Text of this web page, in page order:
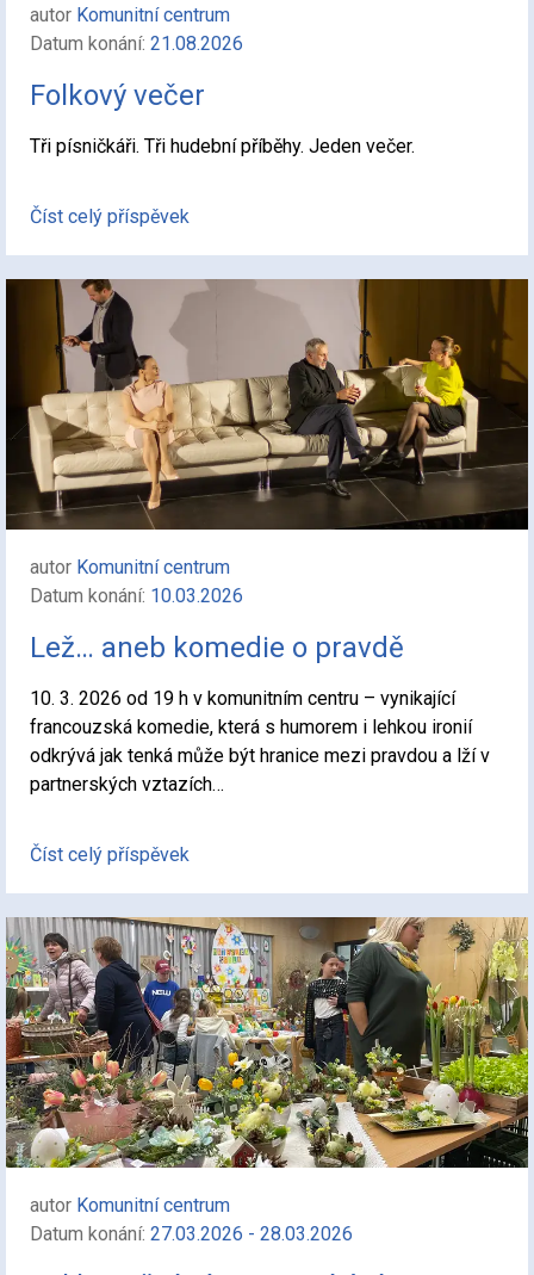
autor Komunitní centrum
Datum konání: 21.08.2026
Folkový večer
Tři písničkáři. Tři hudební příběhy. Jeden večer.
Číst celý příspěvek
autor Komunitní centrum
Datum konání: 10.03.2026
Lež… aneb komedie o pravdě
10. 3. 2026 od 19 h v komunitním centru – vynikající
francouzská komedie, která s humorem i lehkou ironií
odkrývá jak tenká může být hranice mezi pravdou a lží v
partnerských vztazích…
Číst celý příspěvek
autor Komunitní centrum
Datum konání: 27.03.2026 - 28.03.2026